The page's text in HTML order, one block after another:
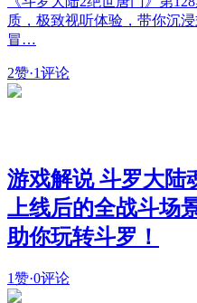
质，极致视听体验，带你沉
冒…
2赞·1评论
游戏解说 斗罗大陆
上线后的全战斗场
助你玩转斗罗！
1赞·0评论